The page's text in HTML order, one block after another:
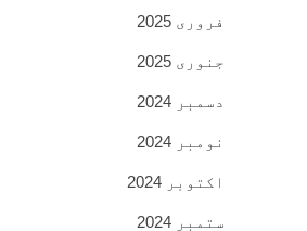
فروری 2025
جنوری 2025
دسمبر 2024
نومبر 2024
اکتوبر 2024
ستمبر 2024